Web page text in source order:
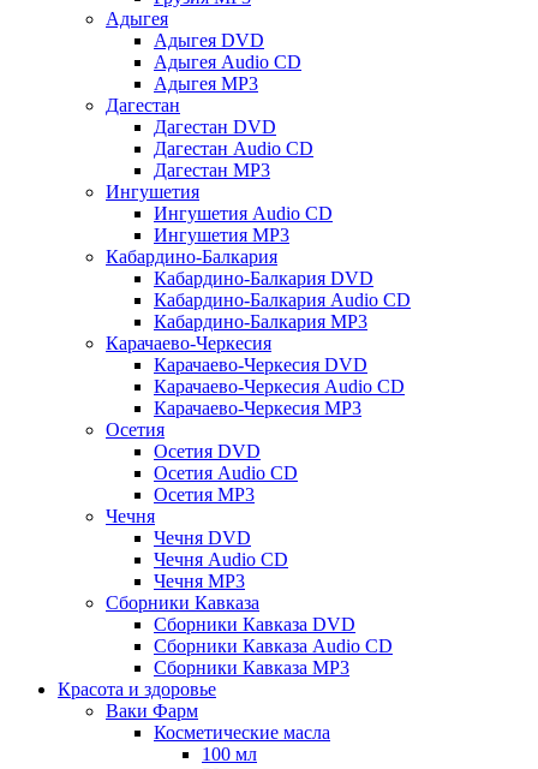
Адыгея
Адыгея DVD
Адыгея Audio CD
Адыгея MP3
Дагестан
Дагестан DVD
Дагестан Audio CD
Дагестан MP3
Ингушетия
Ингушетия Audio CD
Ингушетия MP3
Кабардино-Балкария
Кабардино-Балкария DVD
Кабардино-Балкария Audio CD
Кабардино-Балкария MP3
Карачаево-Черкесия
Карачаево-Черкесия DVD
Карачаево-Черкесия Audio CD
Карачаево-Черкесия MP3
Осетия
Осетия DVD
Осетия Audio CD
Осетия MP3
Чечня
Чечня DVD
Чечня Audio CD
Чечня MP3
Сборники Кавказа
Сборники Кавказа DVD
Сборники Кавказа Audio CD
Сборники Кавказа MP3
Красота и здоровье
Ваки Фарм
Косметические масла
100 мл